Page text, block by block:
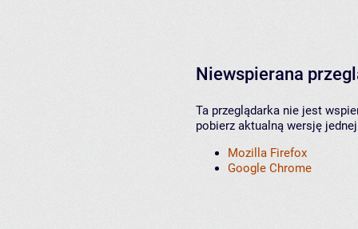
Niewspierana
Ta przeglądarka nie jest
pobierz aktualną wersję
Mozilla Firefox
Google Chrome